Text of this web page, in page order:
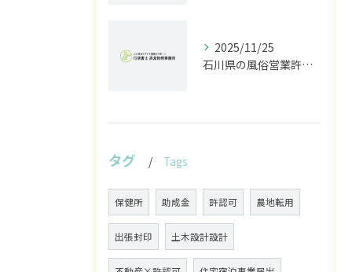
2025/11/25
石川県の風俗営業許可なら行政書士高見裕樹事務所｜金沢・野々市・白山対応｜警察事前相談から図面作成まで
タグ Tags
保健所 助成金 許認可 農地転用
出張封印 土木設計設計